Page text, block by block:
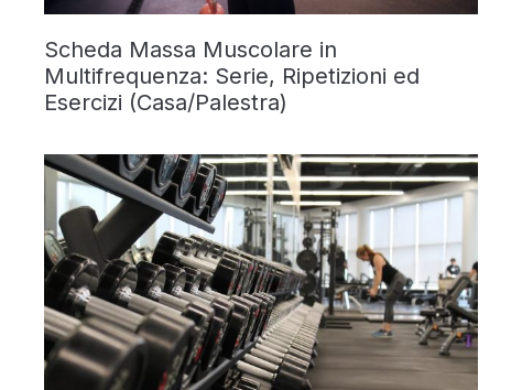
Scheda Massa Muscolare in
Multifrequenza: Serie, Ripetizioni ed
Esercizi (Casa/Palestra)